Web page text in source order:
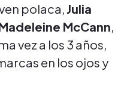
polaca, Julia
McCann,
vez a los 3 años,
en los ojos y